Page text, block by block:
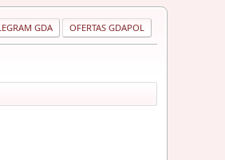
GDA OFERTAS GDAPOL